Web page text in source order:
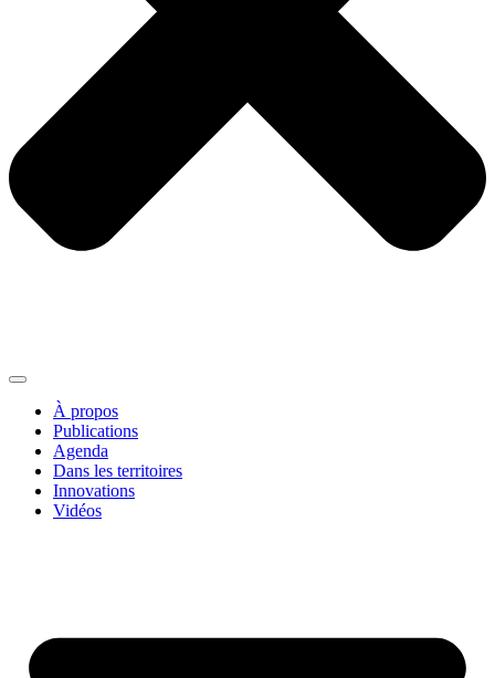
À propos
Publications
Agenda
Dans les territoires
Innovations
Vidéos